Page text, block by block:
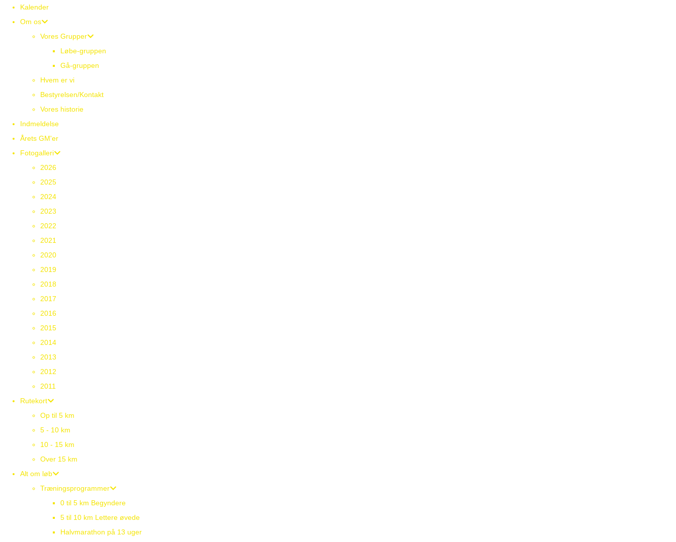
Kalender
Om os
Vores Grupper
Løbe-gruppen
Gå-gruppen
Hvem er vi
Bestyrelsen/Kontakt
Vores historie
Indmeldelse
Årets GM'er
Fotogalleri
2026
2025
2024
2023
2022
2021
2020
2019
2018
2017
2016
2015
2014
2013
2012
2011
Rutekort
Op til 5 km
5 - 10 km
10 - 15 km
Over 15 km
Alt om løb
Træningsprogrammer
0 til 5 km Begyndere
5 til 10 km Lettere øvede
Halvmarathon på 13 uger